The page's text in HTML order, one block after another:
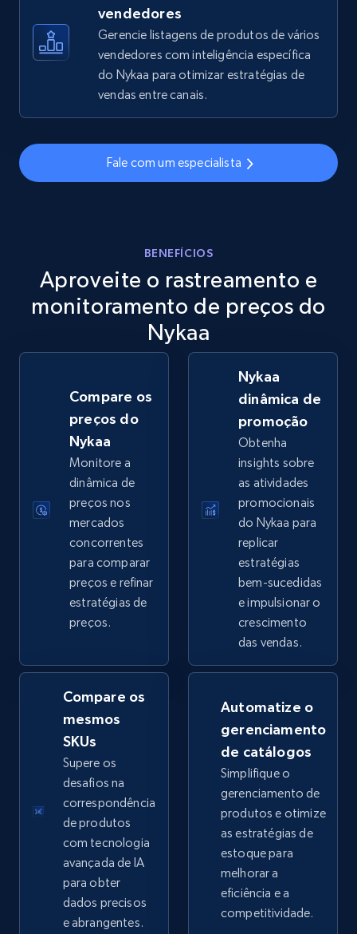
667+
Amazon sellers info
URL, Product id, Title, Seller name, Seller rating,
Seller reviews, Breadcrumbs, Root category, and
more.
2.5K+ 359+ Comece agora
eBay - Gather data on products using
specified keywords
URL, Product id, Title, Seller name, Seller rating,
Seller reviews, Breadcrumbs, Root category, and
more.
Comece agora
eBay - Collect products from shops on eBay
URL, Product id, Title, Seller name, Seller rating,
Seller reviews, Breadcrumbs, Root category, and
more.
2.5K+ Comece agora
eBay - Collect records by category
URL, Product id, Title, Seller name, Seller rating,
Seller reviews, Breadcrumbs, Root category, and
2.5K+ 359+ Comece agora
vendedores
Gerencie listagens de produtos de vários
vendedores com inteligência específica
do Nykaa para otimizar estratégias de
vendas entre canais.
Fale com um especialista
BENEFÍCIOS
Aproveite o rastreamento e
monitoramento de preços do
Nykaa
Compare os
preços do
Nykaa
Monitore a
dinâmica de
preços nos
mercados
concorrentes
para comparar
preços e refinar
estratégias de
preços.
Nykaa
dinâmica de
promoção
Obtenha
insights sobre
as atividades
promocionais
do Nykaa para
replicar
estratégias
bem-sucedidas
e impulsionar o
crescimento
das vendas.
Compare os
mesmos
SKUs
Supere os
desafios na
correspondência
de produtos
com tecnologia
avançada de IA
para obter
dados precisos
e abrangentes.
Automatize o
gerenciamento
de catálogos
Simplifique o
gerenciamento de
produtos e otimize
as estratégias de
estoque para
melhorar a
eficiência e a
competitividade.